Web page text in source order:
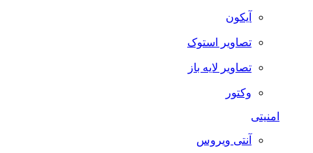
آیکون
تصاویر استوک
تصاویر لایه باز
وکتور
امنیتی
آنتی ویروس